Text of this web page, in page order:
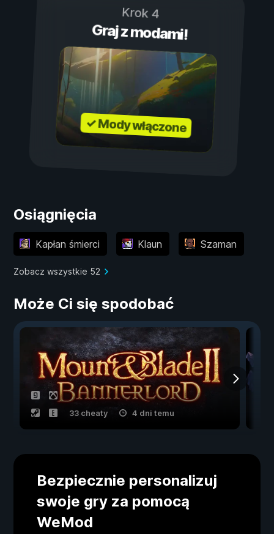
Krok 4
Graj z modami!
✓ Mody włączone
Osiągnięcia
Kapłan śmierci Klaun Szaman
Zobacz wszystkie 52
Może Ci się spodobać
33 cheaty 4 dni temu
Bezpiecznie personalizuj
swoje gry za pomocą
WeMod